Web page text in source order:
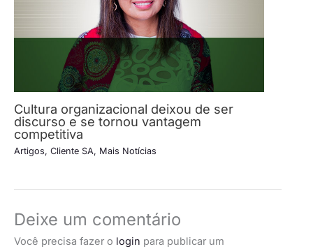
Cultura organizacional deixou de ser
discurso e se tornou vantagem
competitiva
Artigos, Cliente SA, Mais Notícias
Deixe um comentário
Você precisa fazer o login para publicar um